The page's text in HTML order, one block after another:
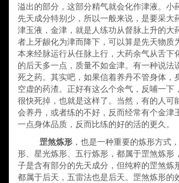
溢出的部分，这部分精气就会化作津液。小
先天成分特别少，所以一般来说，是要采大
津玉液，金津，就是人练功从督脉上升的大
者上牙龈化为津而降下， 可以算是先天物质
本来经脉运行从任脉上行，大药余气从舌下
的后天多一点，质量不如金津。 有一种说法
死之药。其实吧，如果信着养丹不管身体，
空虚的药渣。正好有这么个余气，反哺一下
很快死掉，也就是这样了。当然，有的人可
会养丹，或者练的不好，反而经常有个金津
一点身体品质，反而比练的好的活的更久。
罡煞炼形 ，也是一种重要的炼形方式
形、星光炼形、五行炼形，都属于罡煞炼形
子是含有部分的先天成分，但纯粹的罡煞炼
都属于后天，五雷法也是后天。罡煞炼形的